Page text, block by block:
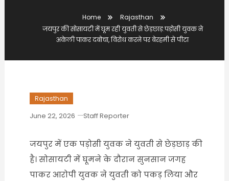
Home
Rajasthan
जयपुर की सोसायटी में घूम रही युवती से छेड़छाड़:पड़ोसी युवक ने
अकेली पाकर दबोचा, विरोध करने पर बेरहमी से पीटा
Rajasthan
June 22, 2026 Staff Reporter
जयपुर में एक पड़ोसी युवक ने युवती से छेड़छाड़ की
है। सोसायटी में घूमने के दौरान सुनसान जगह
पाकर आरोपी युवक ने युवती को पकड़ लिया और